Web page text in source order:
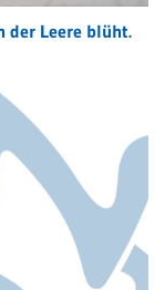
der Leere blüht.